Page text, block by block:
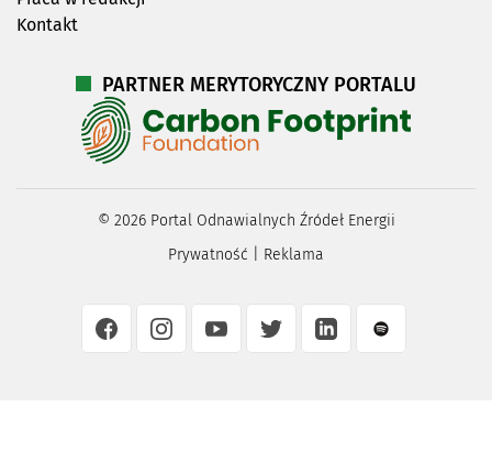
Kontakt
PARTNER MERYTORYCZNY PORTALU
© 2026Portal Odnawialnych Źródeł Energii
Prywatność
Reklama